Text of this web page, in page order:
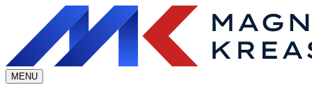
content
MENU